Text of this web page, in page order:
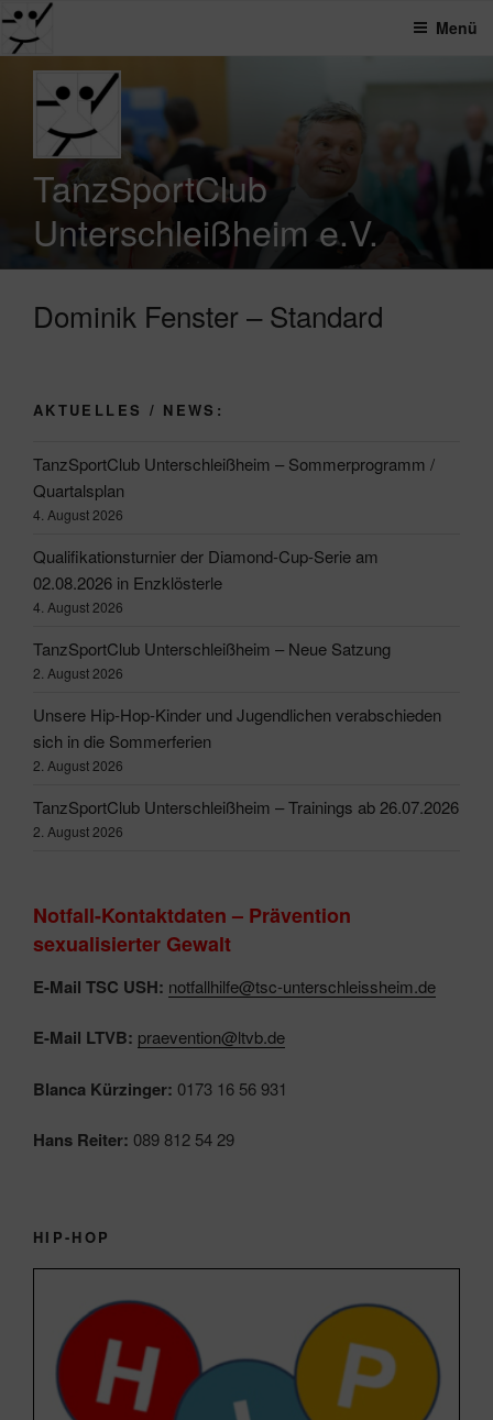
TanzSportClub
Unterschleißheim e.V.
Menü
Dominik Fenster – Standard
AKTUELLES / NEWS:
TanzSportClub Unterschleißheim – Sommerprogramm /
Quartalsplan
4. August 2026
Qualifikationsturnier der Diamond-Cup-Serie am
02.08.2026 in Enzklösterle
4. August 2026
TanzSportClub Unterschleißheim – Neue Satzung
2. August 2026
Unsere Hip-Hop-Kinder und Jugendlichen verabschieden
sich in die Sommerferien
2. August 2026
TanzSportClub Unterschleißheim – Trainings ab 26.07.2026
2. August 2026
Notfall-Kontaktdaten – Prävention
sexualisierter Gewalt
E-Mail TSC USH: notfallhilfe@tsc-unterschleissheim.de
E-Mail LTVB: praevention@ltvb.de
Blanca Kürzinger: 0173 16 56 931
Hans Reiter: 089 812 54 29
HIP-HOP